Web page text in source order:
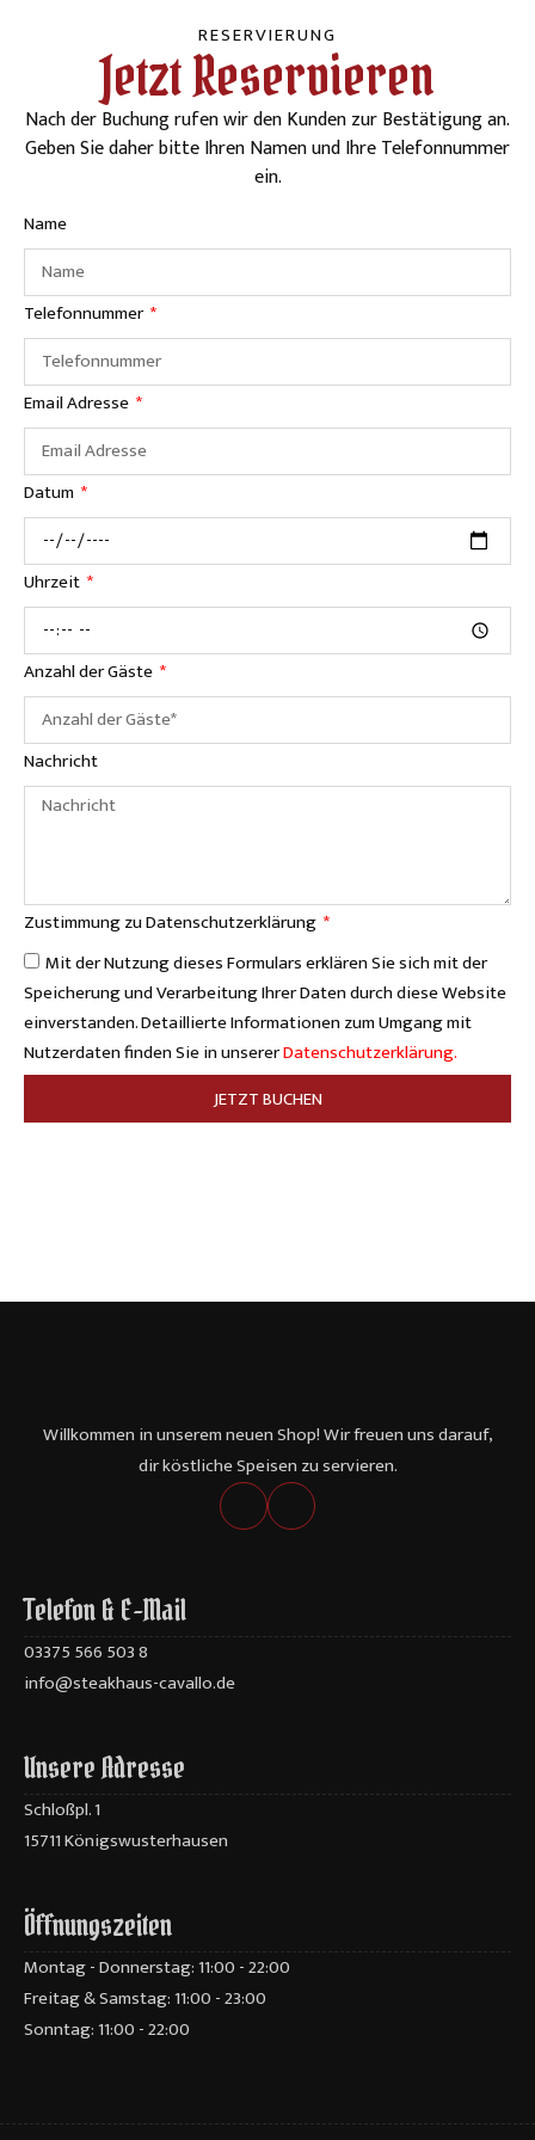
RESERVIERUNG
Jetzt Reservieren
Nach der Buchung rufen wir den Kunden zur Bestätigung an.
Geben Sie daher bitte Ihren Namen und Ihre Telefonnummer
ein.
Name
Telefonnummer
Email Adresse
Datum
Uhrzeit
Anzahl der Gäste
Nachricht
Zustimmung zu Datenschutzerklärung
Mit der Nutzung dieses Formulars erklären Sie sich mit der
Speicherung und Verarbeitung Ihrer Daten durch diese Website
einverstanden. Detaillierte Informationen zum Umgang mit
Nutzerdaten finden Sie in unsererDatenschutzerklärung.
JETZT BUCHEN
Willkommen in unserem neuen Shop! Wir freuen uns darauf,
dir köstliche Speisen zu servieren.
Telefon & E-Mail
03375 566 503 8
info@steakhaus-cavallo.de
Unsere Adresse
Schloßpl. 1
15711 Königswusterhausen
Öffnungszeiten
Montag - Donnerstag: 11:00 - 22:00
Freitag & Samstag: 11:00 - 23:00
Sonntag: 11:00 - 22:00